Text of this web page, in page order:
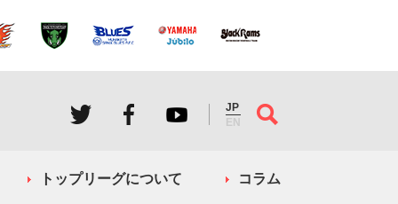
JP
EN
トップリーグについて コラム